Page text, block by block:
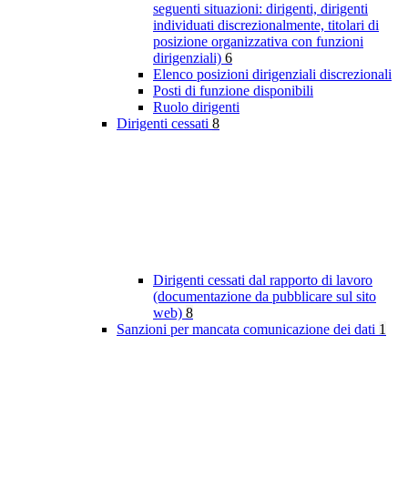
seguenti situazioni: dirigenti, dirigenti
individuati discrezionalmente, titolari di
posizione organizzativa con funzioni
dirigenziali) 6
Elenco posizioni dirigenziali discrezionali
Posti di funzione disponibili
Ruolo dirigenti
Dirigenti cessati 8
Dirigenti cessati dal rapporto di lavoro
(documentazione da pubblicare sul sito
web) 8
Sanzioni per mancata comunicazione dei dati 1